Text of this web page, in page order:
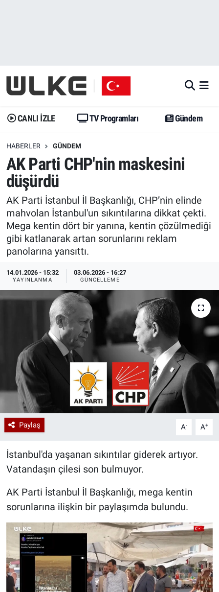
CANLI İZLE TV Programları Gündem
HABERLER GÜNDEM
AK Parti CHP'nin maskesini
düşürdü
AK Parti İstanbul İl Başkanlığı, CHP’nin elinde
mahvolan İstanbul'un sıkıntılarına dikkat çekti.
Mega kentin dört bir yanına, kentin çözülmediği
gibi katlanarak artan sorunlarını reklam
panolarına yansıttı.
14.01.2026 - 15:32
YAYINLANMA
03.06.2026 - 16:27
GÜNCELLEME
Paylaş A- A+
İstanbul'da yaşanan sıkıntılar giderek artıyor.
Vatandaşın çilesi son bulmuyor.
AK Parti İstanbul İl Başkanlığı, mega kentin
sorunlarına ilişkin bir paylaşımda bulundu.
Gündem
Dünya
Erişim Bilgileri
Ekonomi
Trend
Özel Haberler
Gündem
Trend
Erişim Bilgileri
Spor
Ekonomi
Dünya
Kadın
Erişim Bilgileri
Sağlık
Teknoloji
Ramazan
İstanbul Namaz Vakitleri
Trafik Durumu
Erişim Bilgileri
Tüm Manşetler
Son Dakika Haberleri
Haber Arşivi